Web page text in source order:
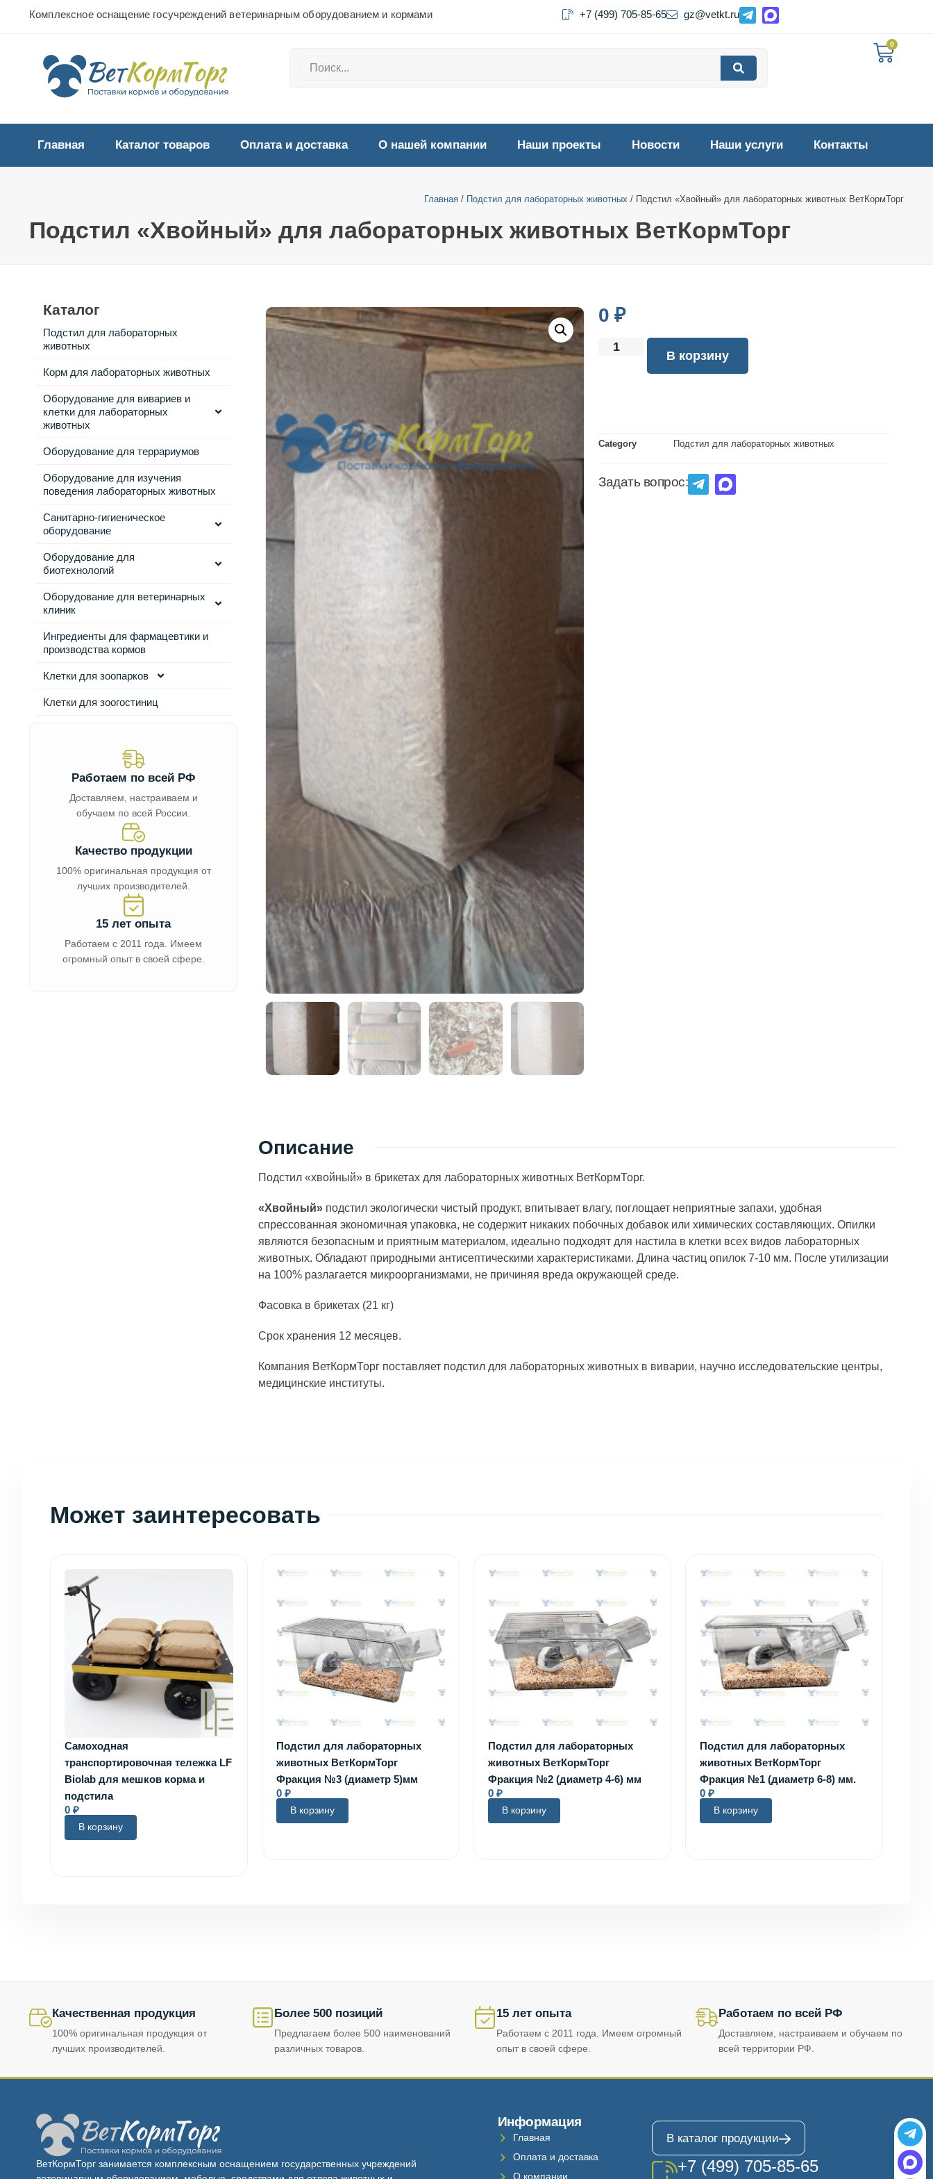
Комплексное оснащение госучреждений ветеринарным оборудованием и кормами +7 (499) 705-85-65 gz@vetkt.ru
0
Главная Каталог товаров Оплата и доставка О нашей компании Наши проекты Новости Наши услуги Контакты
Главная / Подстил для лабораторных животных / Подстил «Хвойный» для лабораторных животных ВетКормТорг
Подстил «Хвойный» для лабораторных животных ВетКормТорг
Каталог
Подстил для лабораторных
животных
Корм для лабораторных животных
Оборудование для вивариев и
клетки для лабораторных
животных
Оборудование для террариумов
Оборудование для изучения
поведения лабораторных животных
Санитарно-гигиеническое
оборудование
Оборудование для
биотехнологий
Оборудование для ветеринарных
клиник
Ингредиенты для фармацевтики и
производства кормов
Клетки для зоопарков
Клетки для зоогостиниц
Работаем по всей РФ
Доставляем, настраиваем и
обучаем по всей России.
Качество продукции
100% оригинальная продукция от
лучших производителей.
15 лет опыта
Работаем с 2011 года. Имеем
огромный опыт в своей сфере.
0₽
В корзину
Category Подстил для лабораторных животных
Задать вопрос:
Описание
Подстил «хвойный» в брикетах для лабораторных животных ВетКормТорг.
«Хвойный» подстил экологически чистый продукт, впитывает влагу, поглощает неприятные запахи, удобная
спрессованная экономичная упаковка, не содержит никаких побочных добавок или химических составляющих. Опилки
являются безопасным и приятным материалом, идеально подходят для настила в клетки всех видов лабораторных
животных. Обладают природными антисептическими характеристиками. Длина частиц опилок 7-10 мм. После утилизации
на 100% разлагается микроорганизмами, не причиняя вреда окружающей среде.
Фасовка в брикетах (21 кг)
Срок хранения 12 месяцев.
Компания ВетКормТорг поставляет подстил для лабораторных животных в виварии, научно исследовательские центры,
медицинские институты.
Может заинтересовать
Самоходная
транспортировочная тележка LF
Biolab для мешков корма и
подстила
0 ₽
В корзину
Подстил для лабораторных
животных ВетКормТорг
Фракция №3 (диаметр 5)мм
0 ₽
В корзину
Подстил для лабораторных
животных ВетКормТорг
Фракция №2 (диаметр 4-6) мм
0 ₽
В корзину
Подстил для лабораторных
животных ВетКормТорг
Фракция №1 (диаметр 6-8) мм.
0 ₽
В корзину
Качественная продукция
100% оригинальная продукция от
лучших производителей.
Более 500 позиций
Предлагаем более 500 наименований
различных товаров.
15 лет опыта
Работаем с 2011 года. Имеем огромный
опыт в своей сфере.
Работаем по всей РФ
Доставляем, настраиваем и обучаем по
всей территории РФ.
ВетКормТорг занимается комплексным оснащением государственных учреждений
Информация
Главная
Оплата и доставка
О компании
В каталог продукции
+7 (499) 705-85-65